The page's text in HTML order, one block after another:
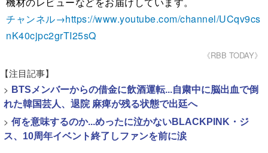
チャンネル→https://www.youtube.com/channel/UCqv9cs
nK40cjpc2grTI25sQ
《RBB TODAY》
【注目記事】
> BTSメンバーからの借金に飲酒運転...自粛中に脳出血で倒
れた韓国芸人、退院 麻痺が残る状態で出廷へ
> 何を意味するのか...めったに泣かないBLACKPINK・ジ
ス、10周年イベント終了しファンを前に涙